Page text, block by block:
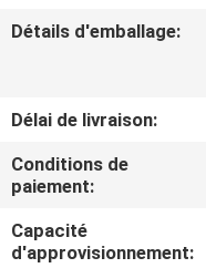
CONTRÔLE
QUALITÉ
NOUS
CONTACTER
Détails d'emballage:
Délai de livraison:
Conditions de
paiement:
Capacité
d'approvisionnement: